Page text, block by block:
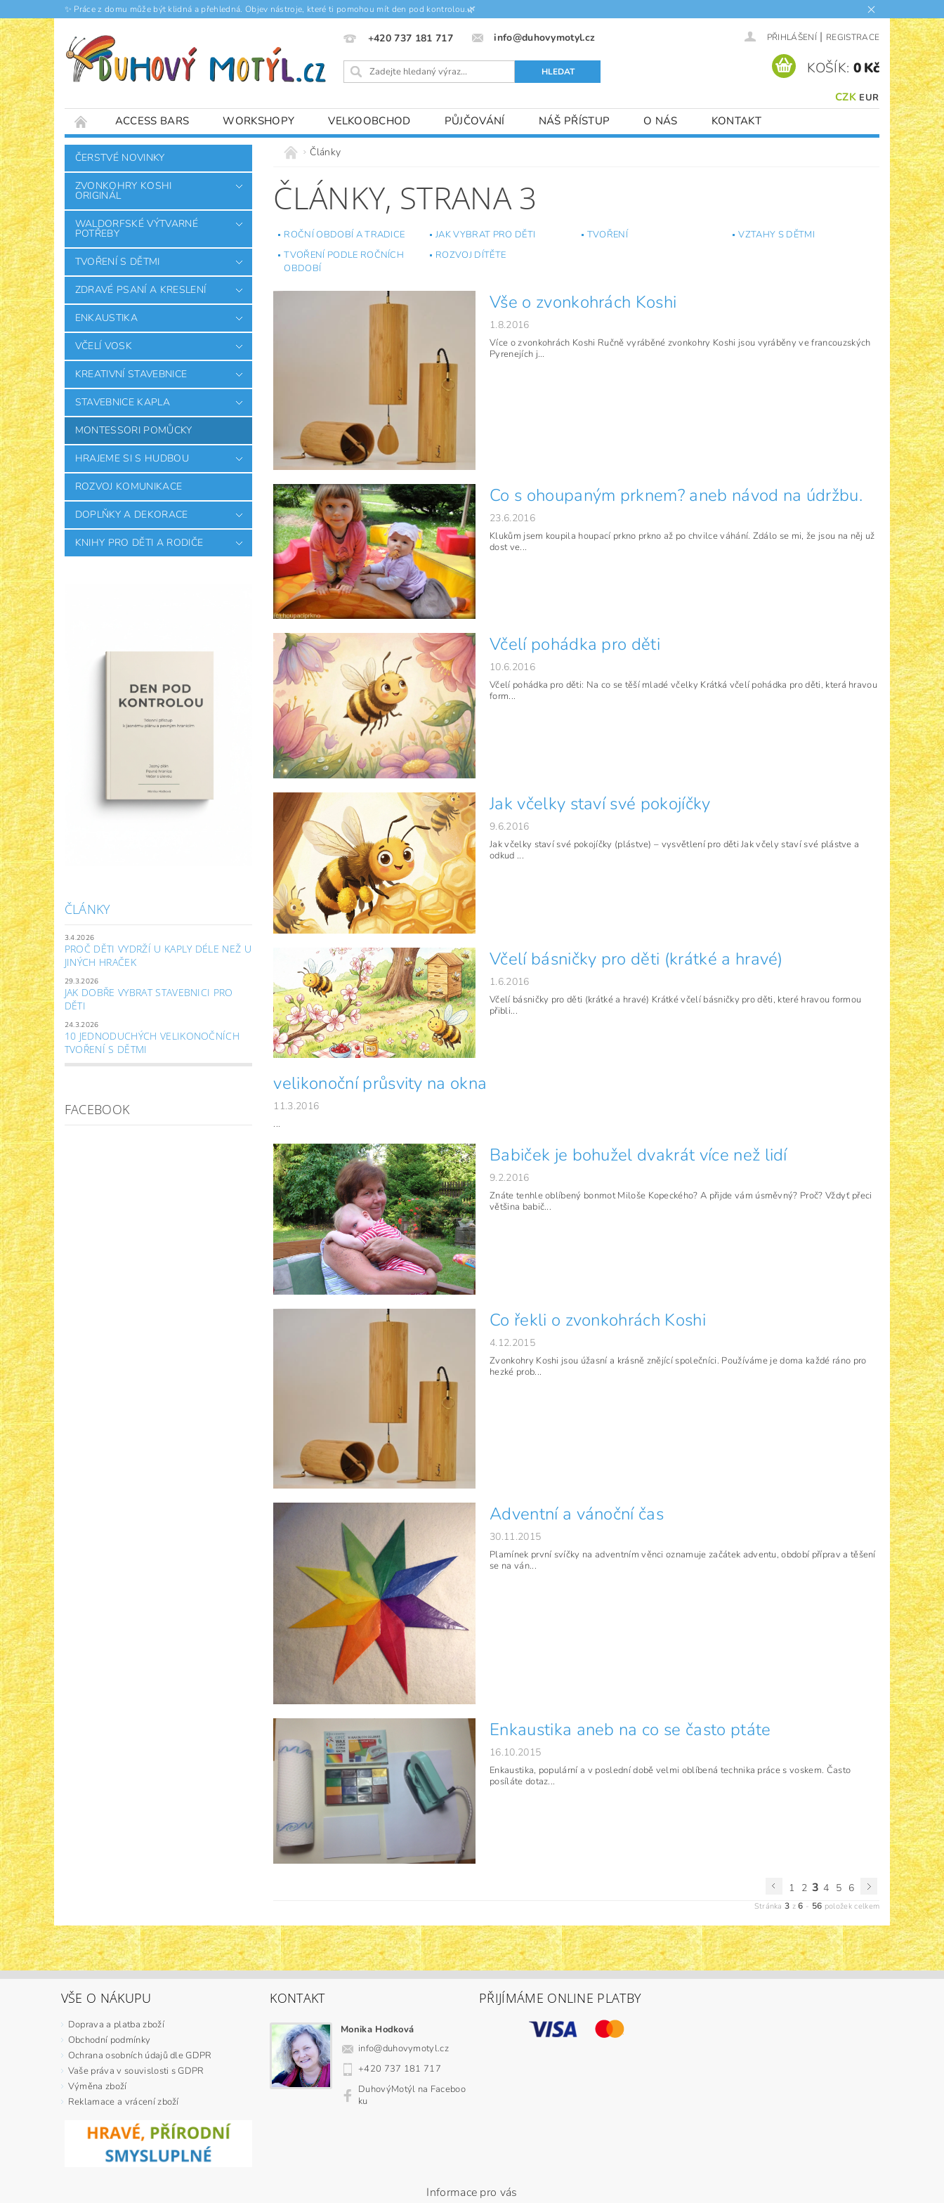
✨ Práce z domu může být klidná a přehledná. Objev nástroje, které ti pomohou mít den pod kontrolou.🌿
+420 737 181 717 info@duhovymotyl.cz PŘIHLÁŠENÍ | REGISTRACE
CZK EUR
KOŠÍK: 0 Kč
ACCESS BARS WORKSHOPY VELKOOBCHOD PŮJČOVÁNÍ NÁŠ PŘÍSTUP O NÁS
KONTAKT
ČLÁNKY
ČERSTVÉ NOVINKY
ZVONKOHRY KOSHI
ORIGINÁL
WALDORFSKÉ VÝTVARNÉ
POTŘEBY
TVOŘENÍ S DĚTMI
ZDRAVÉ PSANÍ A KRESLENÍ
ENKAUSTIKA
VČELÍ VOSK
KREATIVNÍ STAVEBNICE
STAVEBNICE KAPLA
MONTESSORI POMŮCKY
HRAJEME SI S HUDBOU
ROZVOJ KOMUNIKACE
DOPLŇKY A DEKORACE
KNIHY PRO DĚTI A RODIČE
ČLÁNKY
3.4.2026
PROČ DĚTI VYDRŽÍ U KAPLY DÉLE NEŽ U
JINÝCH HRAČEK
29.3.2026
JAK DOBŘE VYBRAT STAVEBNICI PRO
DĚTI
24.3.2026
10 JEDNODUCHÝCH VELIKONOČNÍCH
TVOŘENÍ S DĚTMI
FACEBOOK
Články
ČLÁNKY, STRANA 3
ROČNÍ OBDOBÍ A TRADICE JAK VYBRAT PRO DĚTI TVOŘENÍ
VZTAHY S DĚTMI
TVOŘENÍ PODLE ROČNÍCH
OBDOBÍ
ROZVOJ DÍTĚTE
Vše o zvonkohrách Koshi
1.8.2016
Více o zvonkohrách Koshi Ručně vyráběné zvonkohry Koshi jsou vyráběny ve francouzských
Pyrenejích j...
Co s ohoupaným prknem? aneb návod na údržbu.
23.6.2016
Klukům jsem koupila houpací prkno prkno až po chvilce váhání. Zdálo se mi, že jsou na něj už
dost ve...
Včelí pohádka pro děti
10.6.2016
Včelí pohádka pro děti: Na co se těší mladé včelky Krátká včelí pohádka pro děti, která hravou
form...
Jak včelky staví své pokojíčky
9.6.2016
Jak včelky staví své pokojíčky (plástve) – vysvětlení pro děti Jak včely staví své plástve a
odkud ...
Včelí básničky pro děti (krátké a hravé)
1.6.2016
Včelí básničky pro děti (krátké a hravé) Krátké včelí básničky pro děti, které hravou formou
přibli...
velikonoční průsvity na okna
11.3.2016
...
Babiček je bohužel dvakrát více než lidí
9.2.2016
Znáte tenhle oblíbený bonmot Miloše Kopeckého? A přijde vám úsměvný? Proč? Vždyť přeci
většina babič...
Co řekli o zvonkohrách Koshi
4.12.2015
Zvonkohry Koshi jsou úžasní a krásně znějící společníci. Používáme je doma každé ráno pro
hezké prob...
Adventní a vánoční čas
30.11.2015
Plamínek první svíčky na adventním věnci oznamuje začátek adventu, období příprav a těšení
se na ván...
Enkaustika aneb na co se často ptáte
16.10.2015
Enkaustika, populární a v poslední době velmi oblíbená technika práce s voskem. Často
posíláte dotaz...
1 2 3 4 5 6
Stránka3 z6 - 56 položek celkem
VŠE O NÁKUPU
Doprava a platba zboží
Obchodní podmínky
Ochrana osobních údajů dle GDPR
Vaše práva v souvislosti s GDPR
Výměna zboží
Reklamace a vrácení zboží
KONTAKT
Monika Hodková
info@duhovymotyl.cz
+420 737 181 717
DuhovýMotýl na Faceboo
ku
PŘIJÍMÁME ONLINE PLATBY
Informace pro vás